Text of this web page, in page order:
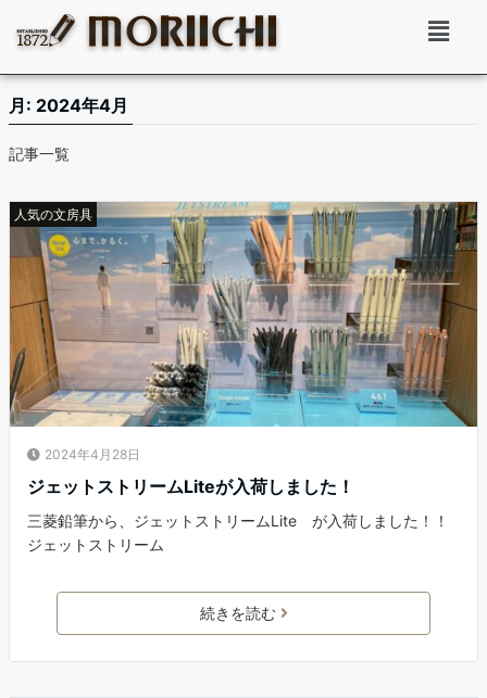
月: 2024年4月
記事一覧
人気の文房具
2024年4月28日
ジェットストリームLiteが入荷しました！
三菱鉛筆から、ジェットストリームLite が入荷しました！！
ジェットストリーム
続きを読む